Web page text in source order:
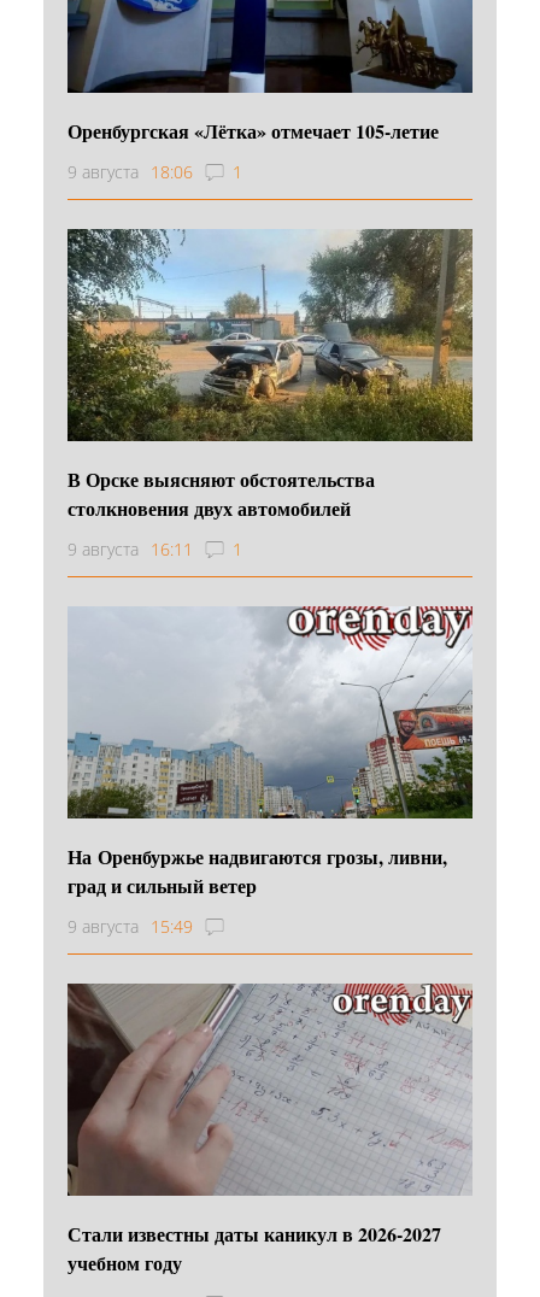
Оренбургская «Лётка» отмечает 105-летие
9 августа 18:06 1
В Орске выясняют обстоятельства
столкновения двух автомобилей
9 августа 16:11 1
На Оренбуржье надвигаются грозы, ливни,
град и сильный ветер
9 августа 15:49
Стали известны даты каникул в 2026-2027
учебном году